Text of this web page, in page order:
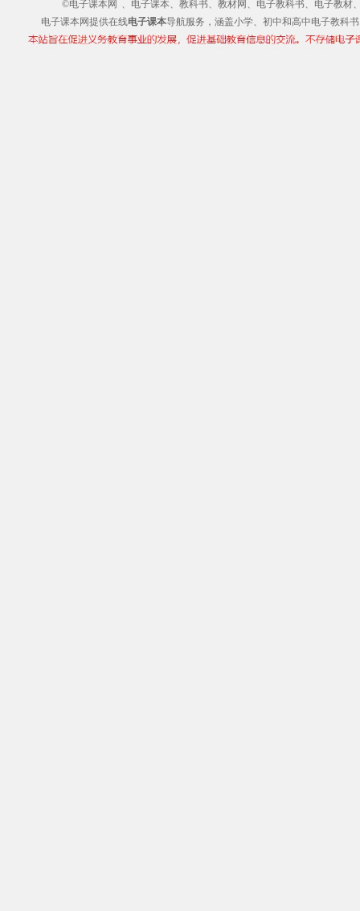
©电子课本网 、电子课本、教科书、教材网、电子教科书、电子教材
电子课本网提供在线电子课本导航服务，涵盖小学、初中和高中电子教科